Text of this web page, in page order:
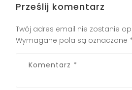
Prześlij komentarz
Twój adres email nie zostanie
Wymagane pola są oznaczone *